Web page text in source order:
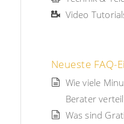
Video
Neueste FAQ-
Wie viele
Berater
Was sind